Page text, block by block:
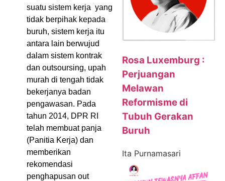
suatu sistem kerja yang
tidak berpihak kepada
buruh, sistem kerja itu
antara lain berwujud
dalam sistem kontrak
dan outsoursing, upah
murah di tengah tidak
bekerjanya badan
pengawasan. Pada
tahun 2014, DPR RI
telah membuat panja
(Panitia Kerja) dan
memberikan
rekomendasi
penghapusan out
Rosa Luxemburg :
Perjuangan
Melawan
Reformisme di
Tubuh Gerakan
Buruh
Ita Purnamasari